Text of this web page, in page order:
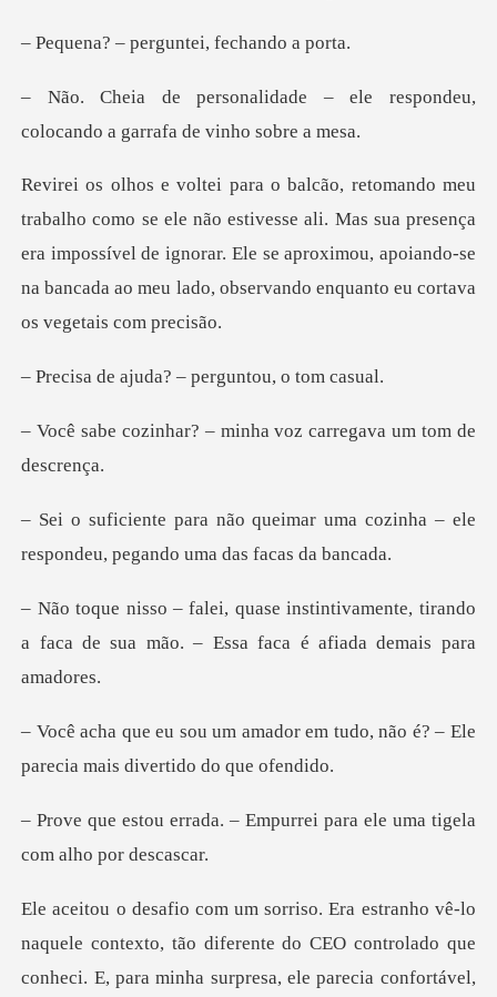
erguntei, fech
– ele respondeu,
colocando a g
ivesse ali. Mas sua presença
era impossível de ignorar. Ele se aproximou, apoiando-
uda? – pergunto
– minha voz carregav
ar uma cozinha – ele
respondeu, p
ivamente, tirando
a faca de sua mão. – E
r em tudo, não é? – Ele
parecia
Empurrei para ele uma tige
le contexto, tão diferente do CEO controlado que
conheci. E, p